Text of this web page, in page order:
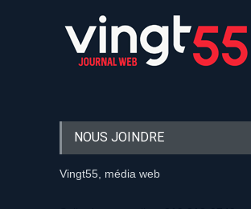
NOUS JOINDRE
Vingt55, média web